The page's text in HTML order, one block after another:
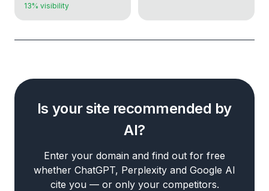
13% visibility
Is your site recommended by
AI?
Enter your domain and find out for free
whether ChatGPT, Perplexity and Google AI
cite you — or only your competitors.